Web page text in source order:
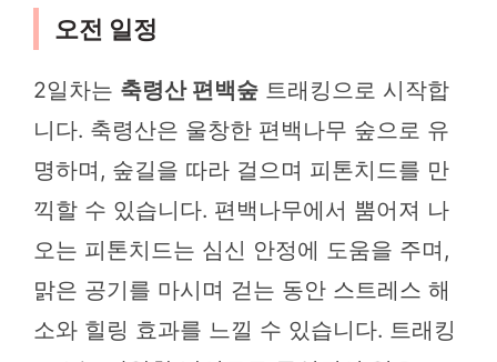
오전 일정
2일차는 축령산 편백숲 트래킹으로 시작합
니다. 축령산은 울창한 편백나무 숲으로 유
명하며, 숲길을 따라 걸으며 피톤치드를 만
끽할 수 있습니다. 편백나무에서 뿜어져 나
오는 피톤치드는 심신 안정에 도움을 주며,
맑은 공기를 마시며 걷는 동안 스트레스 해
소와 힐링 효과를 느낄 수 있습니다. 트래킹